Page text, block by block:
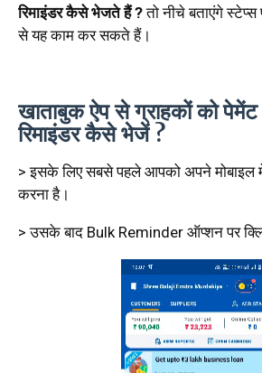
रिमाइंडर कैसे भेजते हैं ?तो नीचे बताएंगे
से यह काम कर सकते हैं।
खाताबुक ऐप से ग्राहकों को
रिमाइंडर कैसे भेजें ?
> इसके लिए सबसे पहले आपको अपने मोबाइल
करना है।
> उसके बाद Bulk Reminder ऑप्शन पर